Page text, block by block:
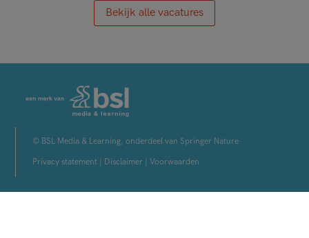
Bekijk alle vacatures
© BSL Media & Learning, onderdeel van Springer Nature
Privacy statement
Disclaimer Voorwaarden